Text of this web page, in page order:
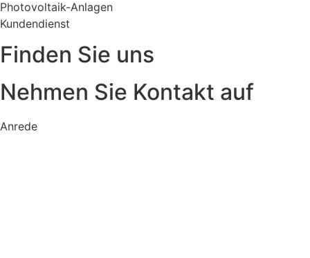
Photovoltaik-Anlagen
Kundendienst
Finden Sie uns
Nehmen Sie Kontakt auf
Anrede